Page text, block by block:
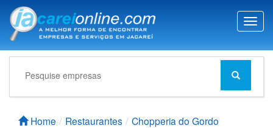
T
o
g
g
n
Home Restaurantes Chopperia do Gordo